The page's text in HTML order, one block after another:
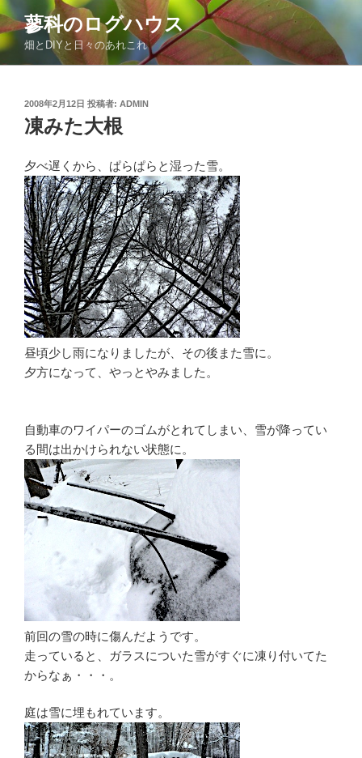
コ
ン
テ
ン
蓼科のログハウス
畑とDIYと日々のあれこれ
投
稿
日:
2008年2月12日 投稿者: ADMIN
凍みた大根
夕べ遅くから、ぱらぱらと湿った雪。
昼頃少し雨になりましたが、その後また雪に。
夕方になって、やっとやみました。
自動車のワイパーのゴムがとれてしまい、雪が降ってい
る間は出かけられない状態に。
前回の雪の時に傷んだようです。
走っていると、ガラスについた雪がすぐに凍り付いてた
からなぁ・・・。
庭は雪に埋もれています。